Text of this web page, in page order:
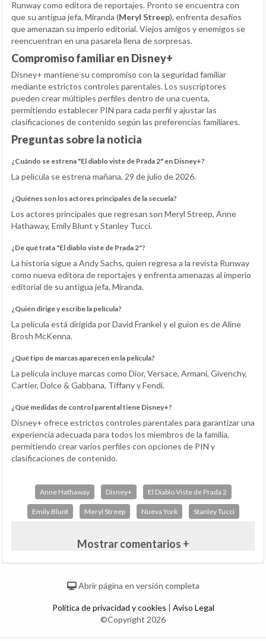
Runway como editora de reportajes. Pronto se encuentra con
que su antigua jefa, Miranda (Meryl Streep), enfrenta desafíos
que amenazan su imperio editorial. Viejos amigos y enemigos se
reencuentran en una pasarela llena de sorpresas.
Compromiso familiar en Disney+
Disney+ mantiene su compromiso con la seguridad familiar
mediante estrictos controles parentales. Los suscriptores
pueden crear múltiples perfiles dentro de una cuenta,
permitiendo establecer PIN para cada perfil y ajustar las
clasificaciones de contenido según las preferencias familiares.
Preguntas sobre la noticia
¿Cuándo se estrena "El diablo viste de Prada 2" en Disney+?
La película se estrena mañana, 29 de julio de 2026.
¿Quiénes son los actores principales de la secuela?
Los actores principales que regresan son Meryl Streep, Anne
Hathaway, Emily Blunt y Stanley Tucci.
¿De qué trata "El diablo viste de Prada 2"?
La historia sigue a Andy Sachs, quien regresa a la revista Runway
como nueva editora de reportajes y enfrenta amenazas al imperio
editorial de su antigua jefa, Miranda.
¿Quién dirige y escribe la película?
La película está dirigida por David Frankel y el guion es de Aline
Brosh McKenna.
¿Qué tipo de marcas aparecen en la película?
La película incluye marcas como Dior, Versace, Armani, Givenchy,
Cartier, Dolce & Gabbana, Tiffany y Fendi.
¿Qué medidas de control parental tiene Disney+?
Disney+ ofrece estrictos controles parentales para garantizar una
experiencia adecuada para todos los miembros de la familia,
permitiendo crear varios perfiles con opciones de PIN y
clasificaciones de contenido.
Anne Hathaway Disney+ El Diablo Viste de Prada 2
Emily Blunt Meryl Streep Nueva York Stanley Tucci
Mostrar comentarios +
Abrir página en versión completa
Política de privacidad y cookies | Aviso Legal
©Copyright 2026